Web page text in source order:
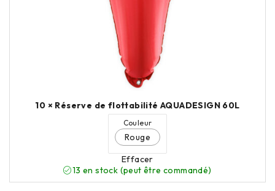
10 × Réserve de flottabilité AQUADESIGN 60L
Couleur
Rouge
Effacer
13 en stock (peut être commandé)